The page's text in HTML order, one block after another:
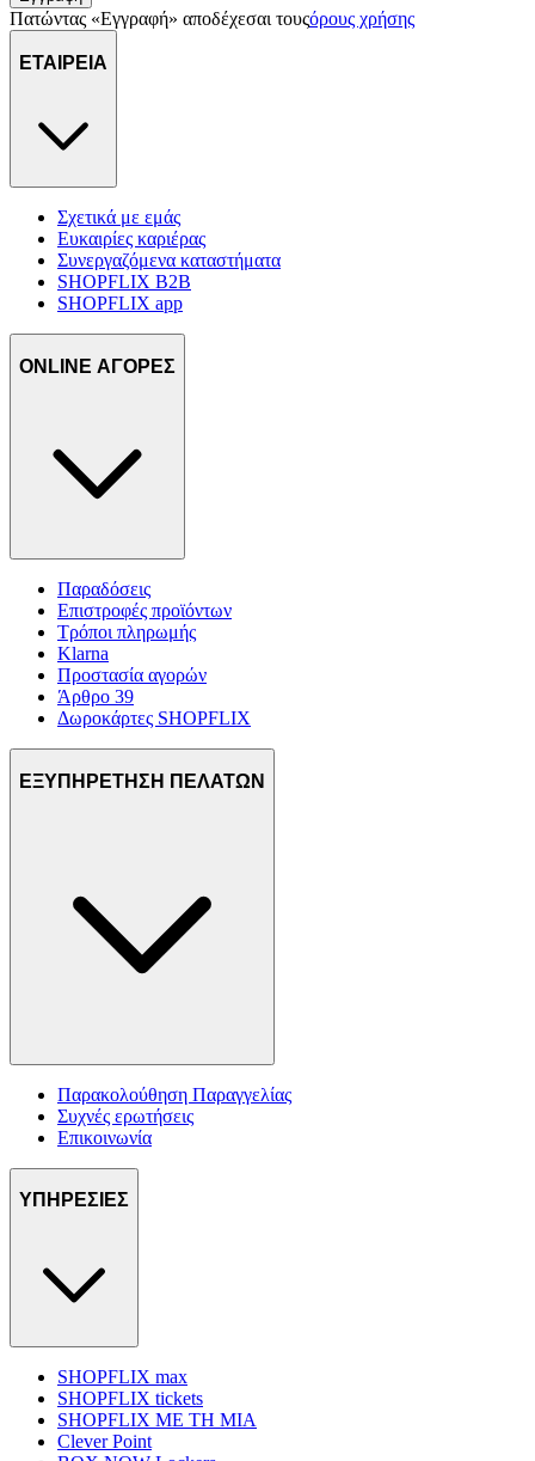
Πατώντας «Εγγραφή» αποδέχεσαι τουςόρους χρήσης
ΕΤΑΙΡΕΙΑ
Σχετικά με εμάς
Ευκαιρίες καριέρας
Συνεργαζόμενα καταστήματα
SHOPFLIX B2B
SHOPFLIX app
ONLINE ΑΓΟΡΕΣ
Παραδόσεις
Επιστροφές προϊόντων
Τρόποι πληρωμής
Klarna
Προστασία αγορών
Άρθρο 39
Δωροκάρτες SHOPFLIX
ΕΞΥΠΗΡΕΤΗΣΗ ΠΕΛΑΤΩΝ
Παρακολούθηση Παραγγελίας
Συχνές ερωτήσεις
Επικοινωνία
ΥΠΗΡΕΣΙΕΣ
SHOPFLIX max
SHOPFLIX tickets
SHOPFLIX ΜΕ ΤΗ ΜΙΑ
Clever Point